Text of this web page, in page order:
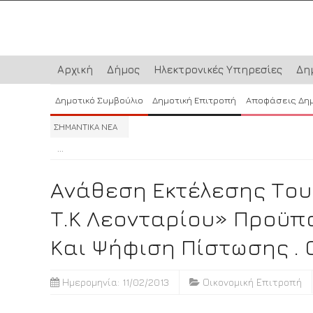
Αρχική Δήμος Ηλεκτρονικές Υπηρεσίες
Δημοτικό Συμβούλιο Δημοτική Επιτροπή Αποφάσεις
ΣΗΜΑΝΤΙΚΑ ΝΕΑ
...
Ανάθεση Εκτέλεσης
Τ.Κ Λεονταρίου»
Και Ψήφιση Πίστωσης
Ημερομηνία: 11/02/2013 Οικονομική Επιτροπή